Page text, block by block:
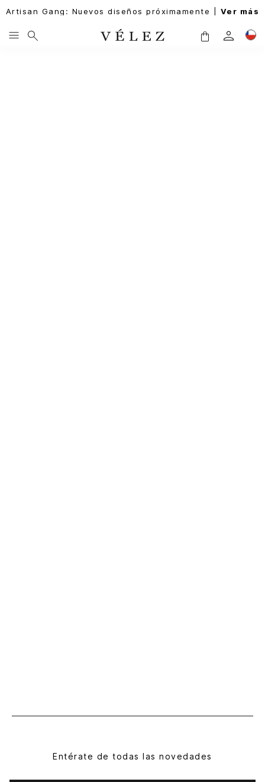
Artisan Gang: Nuevos diseños próximamente | Ver más
Entérate de todas las novedades